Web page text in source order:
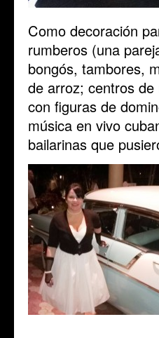
Como decoración
rumberos (una
bongós, tambores,
de arroz; centros
con figuras de
música en vivo
bailarinas que